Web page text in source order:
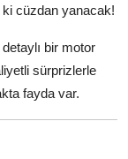
cüzdan yanacak!
bir motor
sürprizlerle
fayda var.